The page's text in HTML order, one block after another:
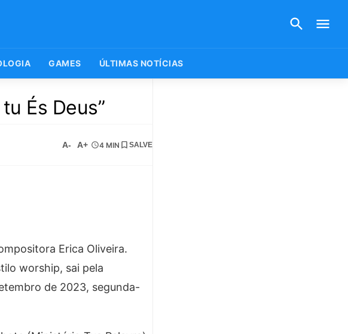
GAMES ÚLTIMAS NOTÍCIAS
És Deus”
A- A+ 4 MIN SALVE
Erica Oliveira.
worship, sai pela
de 2023, segunda-